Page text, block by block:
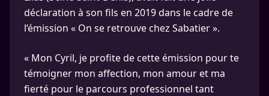
déclaration à son fils en 2019 dans le cadre de
l’émission « On se retrouve chez Sabatier ».
« Mon Cyril, je profite de cette émission pour te
témoigner mon affection, mon amour et ma
fierté pour le parcours professionnel tant